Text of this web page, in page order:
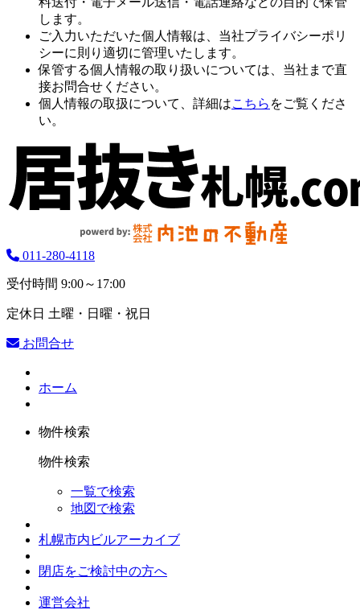
します。
ご入力いただいた個人情報は、当社プライバシーポリ
シーに則り適切に管理いたします。
保管する個人情報の取り扱いについては、当社まで直
接お問合せください。
個人情報の取扱について、詳細はこちら をご覧くださ
い。
011-280-4118
受付時間 9:00～17:00
定休日 土曜・日曜・祝日
お問合せ
ホーム
物件検索
物件検索
一覧で検索
地図で検索
札幌市内ビルアーカイブ
閉店をご検討中の方へ
運営会社